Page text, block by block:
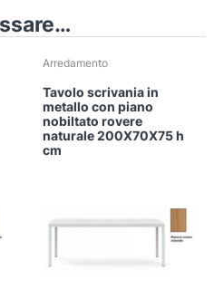
Arredamento
Tavolo scrivania in
metallo con piano
nobiltato rovere
naturale 200X70X75 h
cm
Questo
ha
più
varianti.
Le
scelte
pagina